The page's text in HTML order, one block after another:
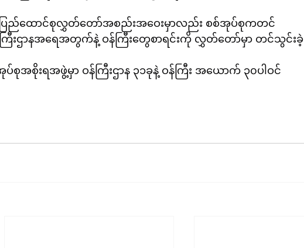
ပြည်ထောင်စုလွှတ်တော်အစည်းအဝေးမှာလည်း စစ်အုပ်စုကတင်
ြီးဌာနအရေအတွက်နဲ့ ဝန်ကြီးတွေစာရင်းကို လွှတ်တော်မှာ တင်သွင်းခဲ့
အစိုးရအဖွဲ့မှာ ဝန်ကြီးဌာန ၃၁ခုနဲ့ ဝန်ကြီး အယောက် ၃၀ပါဝင်